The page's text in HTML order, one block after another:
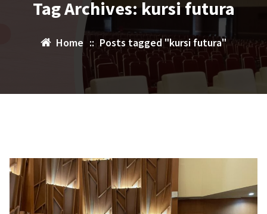
Tag Archives: kursi futura
Home :: Posts tagged "kursi futura"